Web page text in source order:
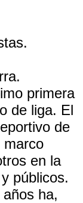
primera
de liga. El
de
marco
en la
públicos.
ha,